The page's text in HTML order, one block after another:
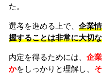
た。
選考を進める上で、 企業
握することは非常に大切
内定を得るためには、 企
かをしっかりと理解し、